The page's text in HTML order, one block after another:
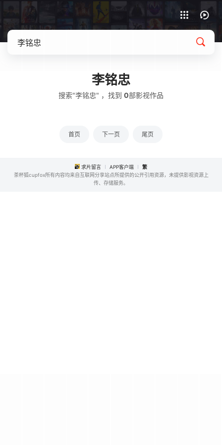
李铭忠
搜索"李铭忠" ，找到 0部影视作品
首页 下一页 尾页
求片留言 APP客户端
繁
茶杯狐cupfox所有内容均来自互联网分享站点所提供的公开引用资源，未提供影视资源上
传、存储服务。